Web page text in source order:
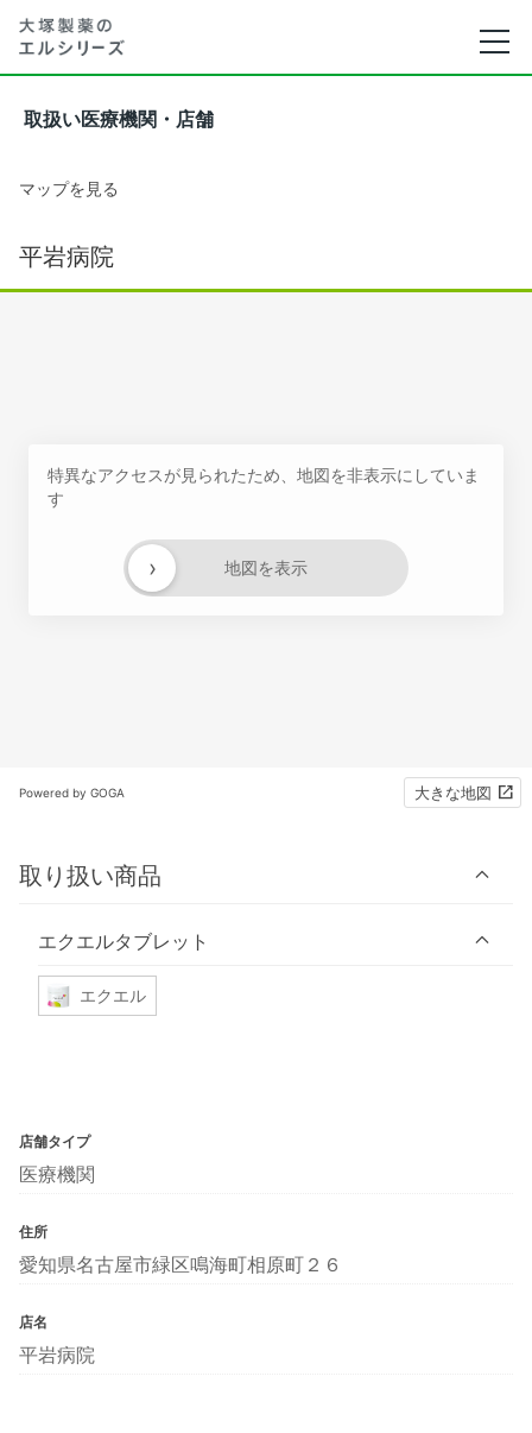
取扱い医療機関・店舗
マップを見る
平岩病院
特異なアクセスが見られたため、地図を非表示にしていま
す
地図を表示
›
Powered by GOGA 大きな地図
取り扱い商品
エクエルタブレット
エクエル
店舗タイプ
医療機関
住所
愛知県名古屋市緑区鳴海町相原町２６
店名
平岩病院